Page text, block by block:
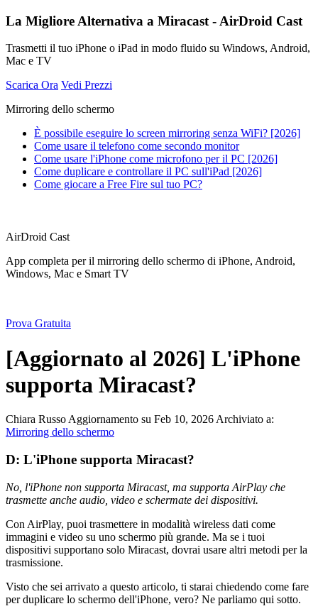
La Migliore Alternativa a Miracast - AirDroid Cast
Trasmetti il tuo iPhone o iPad in modo fluido su Windows, Android,
Mac e TV
Scarica Ora Vedi Prezzi
Mirroring dello schermo
È possibile eseguire lo screen mirroring senza WiFi? [2026]
Come usare il telefono come secondo monitor
Come usare l'iPhone come microfono per il PC [2026]
Come duplicare e controllare il PC sull'iPad [2026]
Come giocare a Free Fire sul tuo PC?
AirDroid Cast
App completa per il mirroring dello schermo di iPhone, Android,
Windows, Mac e Smart TV
Prova Gratuita
[Aggiornato al 2026] L'iPhone
supporta Miracast?
Chiara Russo Aggiornamento su Feb 10, 2026 Archiviato a:
Mirroring dello schermo
D: L'iPhone supporta Miracast?
No, l'iPhone non supporta Miracast, ma supporta AirPlay che
trasmette anche audio, video e schermate dei dispositivi.
Con AirPlay, puoi trasmettere in modalità wireless dati come
immagini e video su uno schermo più grande. Ma se i tuoi
dispositivi supportano solo Miracast, dovrai usare altri metodi per la
trasmissione.
Visto che sei arrivato a questo articolo, ti starai chiedendo come fare
per duplicare lo schermo dell'iPhone, vero? Ne parliamo qui sotto.